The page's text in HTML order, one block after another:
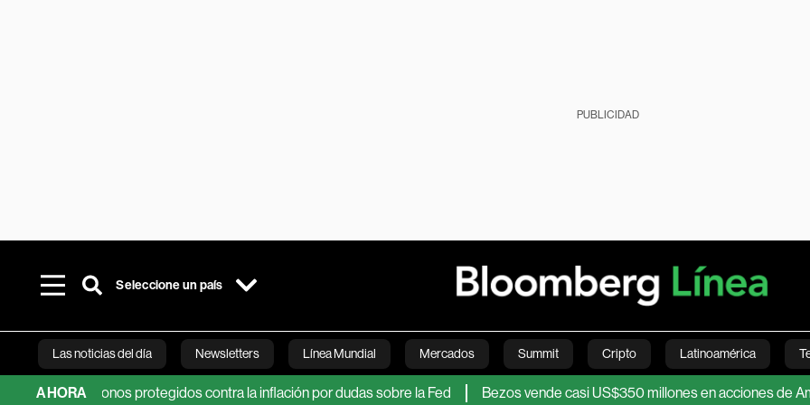
PUBLICIDAD
Seleccione un país
Las noticias del día Newsletters Línea Mundial Mercados Summit Cripto Latinoamérica
Bloomberg Green Economía Estilo de vida Mundo Videos
AHORA
en los bonos protegidos contra la inflación por dudas sobre la Fed Bezos vende casi US$350 millones en acciones de Amazon